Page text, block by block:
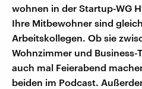
wohnen in der Startup-WG
Ihre Mitbewohner sind
Arbeitskollegen. Ob sie
Wohnzimmer und Business-
auch mal Feierabend
beiden im Podcast.